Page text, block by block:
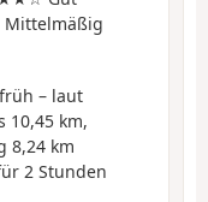
– laut
10,45 km,
8,24 km
2 Stunden